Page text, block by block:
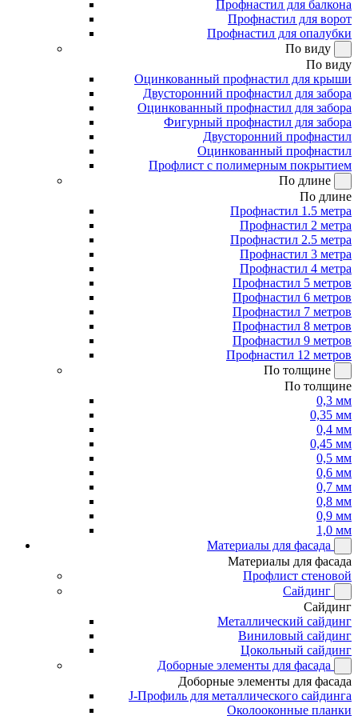
Профнастил для балкона
Профнастил для ворот
Профнастил для опалубки
По виду
По виду
Оцинкованный профнастил для крыши
Двусторонний профнастил для забора
Оцинкованный профнастил для забора
Фигурный профнастил для забора
Двусторонний профнастил
Оцинкованный профнастил
Профлист с полимерным покрытием
По длине
По длине
Профнастил 1.5 метра
Профнастил 2 метра
Профнастил 2.5 метра
Профнастил 3 метра
Профнастил 4 метра
Профнастил 5 метров
Профнастил 6 метров
Профнастил 7 метров
Профнастил 8 метров
Профнастил 9 метров
Профнастил 12 метров
По толщине
По толщине
0,3 мм
0,35 мм
0,4 мм
0,45 мм
0,5 мм
0,6 мм
0,7 мм
0,8 мм
0,9 мм
1,0 мм
Материалы для фасада
Материалы для фасада
Профлист стеновой
Сайдинг
Сайдинг
Металлический сайдинг
Виниловый сайдинг
Цокольный сайдинг
Доборные элементы для фасада
Доборные элементы для фасада
J-Профиль для металлического сайдинга
Околооконные планки